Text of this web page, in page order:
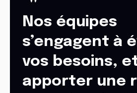
Nos équipes
s’engagent à
vos besoins,
apporter une